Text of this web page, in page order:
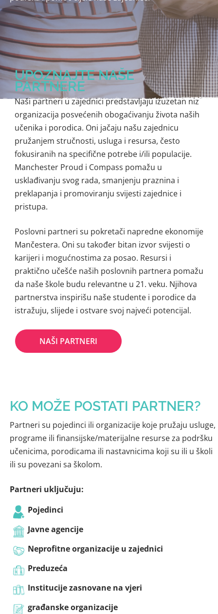
UPOZNAJTE NAŠE
PARTNERE
Naši partneri u zajednici predstavljaju izuzetan niz
organizacija posvećenih obogaćivanju života naših
učenika i porodica. Oni jačaju našu zajednicu
pružanjem stručnosti, usluga i resursa, često
fokusiranih na specifične potrebe i/ili populacije.
Manchester Proud i Compass pomažu u
usklađivanju svog rada, smanjenju praznina i
preklapanja i promoviranju svijesti zajednice i
pristupa.
Poslovni partneri su pokretači napredne ekonomije
Mančestera. Oni su također bitan izvor svijesti o
karijeri i mogućnostima za posao. Resursi i
praktično učešće naših poslovnih partnera pomažu
da naše škole budu relevantne u 21. veku. Njihova
partnerstva inspirišu naše studente i porodice da
istražuju, slijede i ostvare svoj najveći potencijal.
NAŠI PARTNERI
KO MOŽE POSTATI PARTNER?
Partneri su pojedinci ili organizacije koje pružaju usluge,
programe ili finansijske/materijalne resurse za podršku
učenicima, porodicama ili nastavnicima koji su ili u školi
ili su povezani sa školom.
Partneri uključuju:
Pojedinci
Javne agencije
Neprofitne organizacije u zajednici
Preduzeća
Institucije zasnovane na vjeri
građanske organizacije